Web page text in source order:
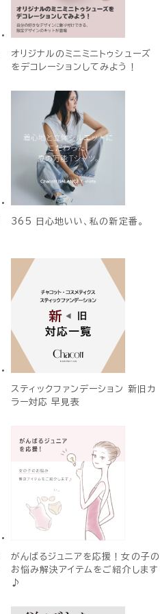
オリジナルのミニミニトゥシューズ
をデコレーションしてみよう！
365 日心地いい、私の新定番。
スティックファンデーション 新旧カ
ラー対応 早見表
がんばるジュニアを応援！女の子の
お悩み解決アイテムをご紹介します
♪